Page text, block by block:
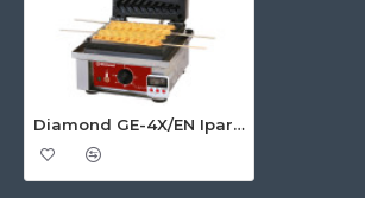
Diamond GE-4X/EN Ipari gofrikészítés